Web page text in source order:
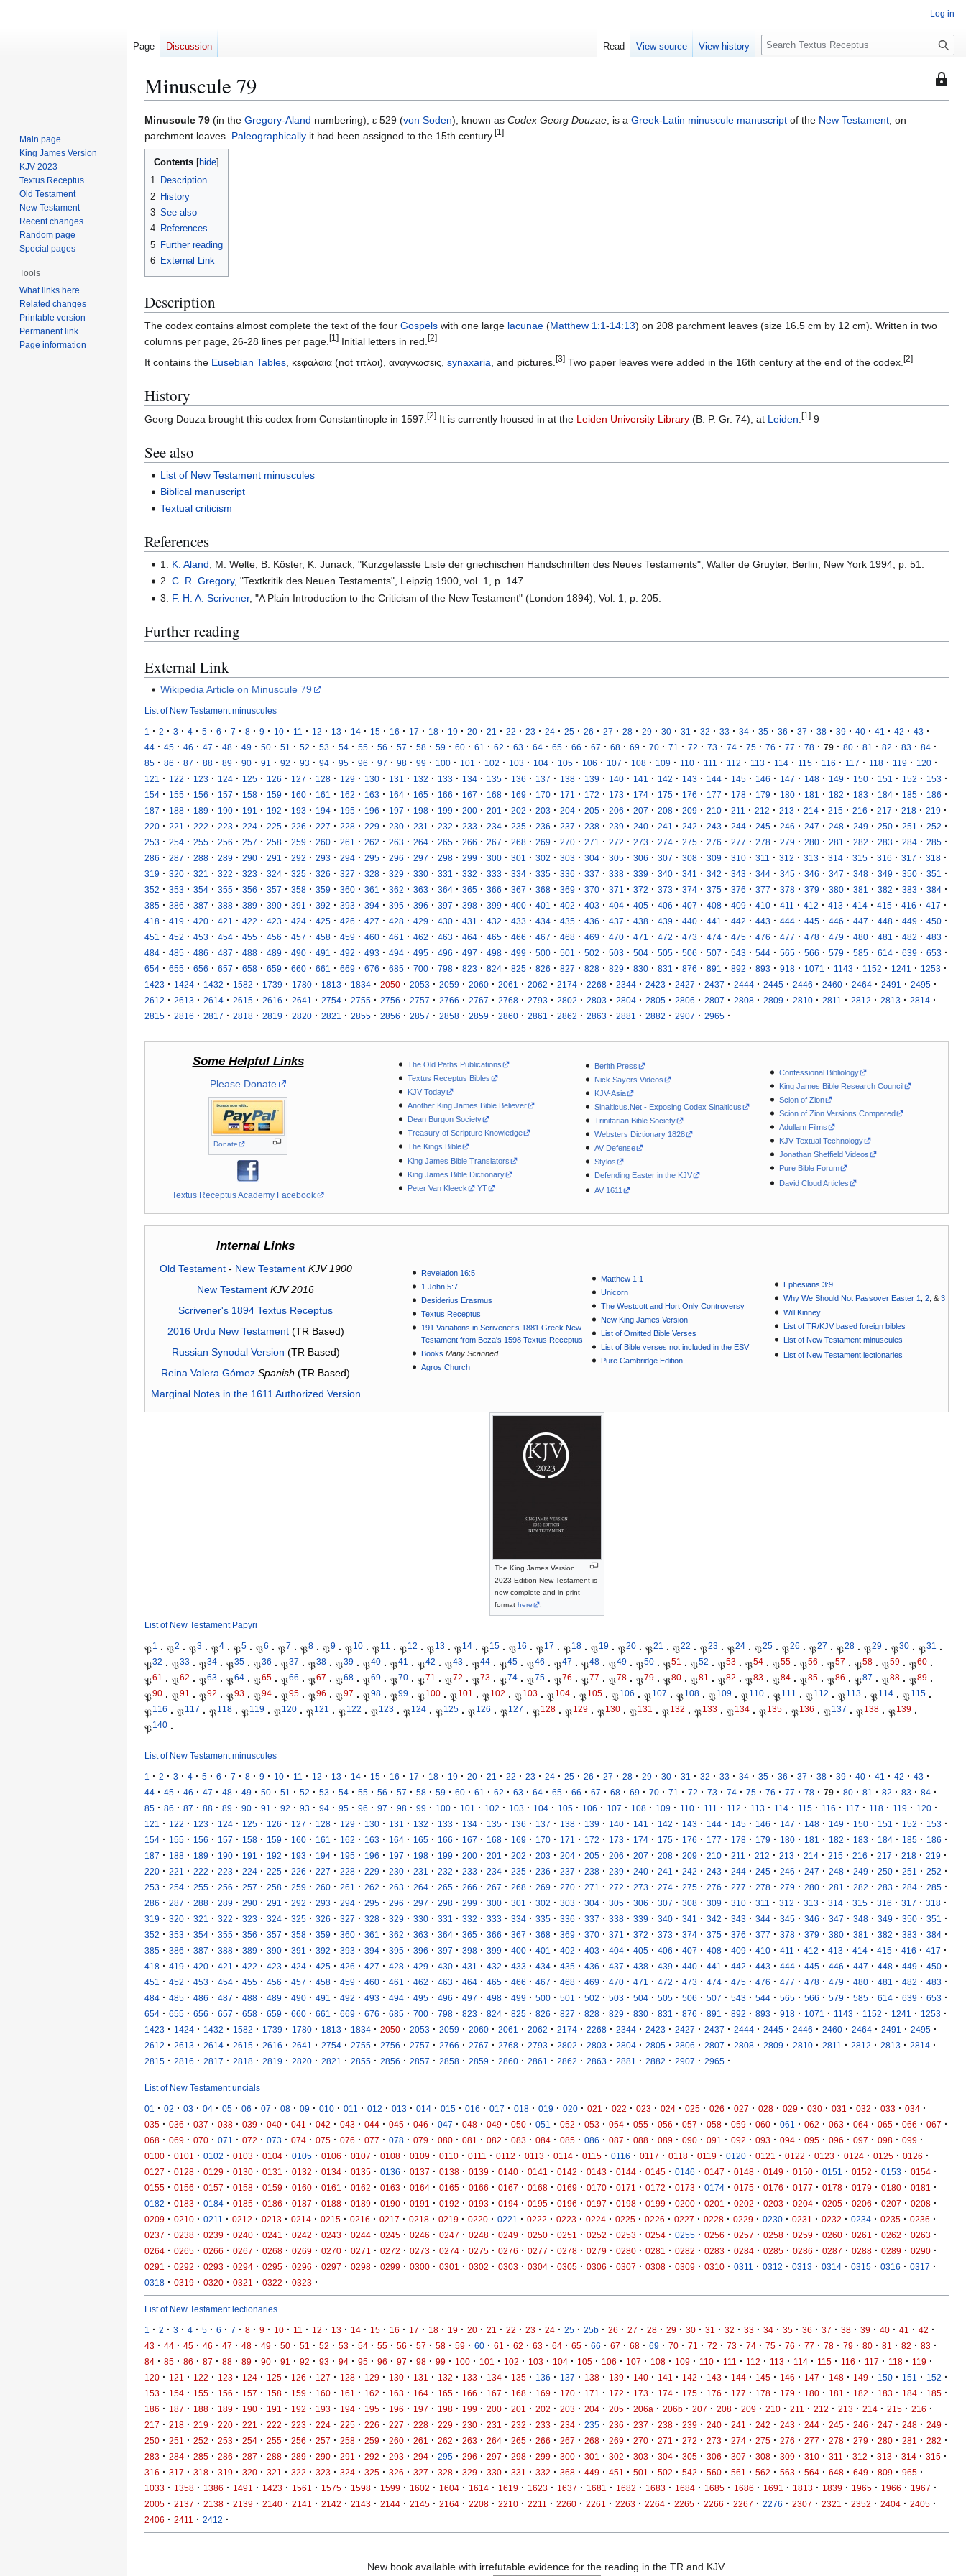
This
Minuscule 79
Jump
to
navigation
Jump
to
search
Minuscule 79 (in the Gregory-Aland numbering), ε 529 (von Soden), known as Codex Georg Douzae, is a Greek-Latin minuscule manuscript of the New Testament, on
parchment leaves. Paleographically it had been assigned to the 15th century. [1]
Contents
1 Description
2 History
3 See also
4 References
5 Further reading
6 External Link
Description
The codex contains almost complete the text of the four Gospels with one large lacunae (Matthew 1:1-14:13) on 208 parchment leaves (size 16.5 cm by 12 cm). Written in two
columns per page, 26-28 lines per page. [1] Initial letters in red. [2]
It contains the Eusebian Tables, κεφαλαια (not τιτλοι), αναγνωσεις, synaxaria, and pictures. [3] Two paper leaves were added in the 16th century at the end of the codex. [2]
History
Georg Douza brought this codex from Constantinople in 1597. [2] It is currently housed in at the Leiden University Library (B. P. Gr. 74), at Leiden. [1] 9
See also
List of New Testament minuscules
Biblical manuscript
Textual criticism
References
1. K. Aland , M. Welte, B. Köster, K. Junack, "Kurzgefasste Liste der griechischen Handschriften des Neues Testaments", Walter de Gruyter, Berlin, New York 1994, p. 51.
2.C. R. Gregory, "Textkritik des Neuen Testaments", Leipzig 1900, vol. 1, p. 147.
3. F. H. A. Scrivener, "A Plain Introduction to the Criticism of the New Testament" (London 1894), Vol. 1, p. 205.
Further reading
External Link
Wikipedia Article on Minuscule 79
List of New Testament minuscules
1 · 2 · 3 · 4 · 5 · 6 · 7 · 8 · 9 · 10 · 11 · 12 · 13 · 14 · 15 · 16 · 17 · 18 · 19 · 20 · 21 · 22 · 23 · 24 · 25 · 26 · 27 · 28 · 29 · 30 · 31 · 32 · 33 · 34 · 35 · 36 · 37 · 38 · 39 · 40 · 41 · 42 · 43 ·
44 · 45 · 46 · 47 · 48 · 49 · 50 · 51 · 52 · 53 · 54 · 55 · 56 · 57 · 58 · 59 · 60 · 61 · 62 · 63 · 64 · 65 · 66 · 67 · 68 · 69 · 70 · 71 · 72 · 73 · 74 · 75 · 76 · 77 · 78 · 79 · 80 · 81 · 82 · 83 · 84 ·
85 · 86 · 87 · 88 · 89 · 90 · 91 · 92 · 93 · 94 · 95 · 96 · 97 · 98 · 99 · 100 · 101 · 102 · 103 · 104 · 105 · 106 · 107 · 108 · 109 · 110 · 111 · 112 · 113 · 114 · 115 · 116 · 117 · 118 · 119 · 120 ·
121 · 122 · 123 · 124 · 125 · 126 · 127 · 128 · 129 · 130 · 131 · 132 · 133 · 134 · 135 · 136 · 137 · 138 · 139 · 140 · 141 · 142 · 143 · 144 · 145 · 146 · 147 · 148 · 149 · 150 · 151 · 152 · 153 ·
154 · 155 · 156 · 157 · 158 · 159 · 160 · 161 · 162 · 163 · 164 · 165 · 166 · 167 · 168 · 169 · 170 · 171 · 172 · 173 · 174 · 175 · 176 · 177 · 178 · 179 · 180 · 181 · 182 · 183 · 184 · 185 · 186 ·
187 · 188 · 189 · 190 · 191 · 192 · 193 · 194 · 195 · 196 · 197 · 198 · 199 · 200 · 201 · 202 · 203 · 204 · 205 · 206 · 207 · 208 · 209 · 210 · 211 · 212 · 213 · 214 · 215 · 216 · 217 · 218 · 219 ·
220 · 221 · 222 · 223 · 224 · 225 · 226 · 227 · 228 · 229 · 230 · 231 · 232 · 233 · 234 · 235 · 236 · 237 · 238 · 239 · 240 · 241 · 242 · 243 · 244 · 245 · 246 · 247 · 248 · 249 · 250 · 251 · 252 ·
253 · 254 · 255 · 256 · 257 · 258 · 259 · 260 · 261 · 262 · 263 · 264 · 265 · 266 · 267 · 268 · 269 · 270 · 271 · 272 · 273 · 274 · 275 · 276 · 277 · 278 · 279 · 280 · 281 · 282 · 283 · 284 · 285 ·
286 · 287 · 288 · 289 · 290 · 291 · 292 · 293 · 294 · 295 · 296 · 297 · 298 · 299 · 300 · 301 · 302 · 303 · 304 · 305 · 306 · 307 · 308 · 309 · 310 · 311 · 312 · 313 · 314 · 315 · 316 · 317 · 318 ·
319 · 320 · 321 · 322 · 323 · 324 · 325 · 326 · 327 · 328 · 329 · 330 · 331 · 332 · 333 · 334 · 335 · 336 · 337 · 338 · 339 · 340 · 341 · 342 · 343 · 344 · 345 · 346 · 347 · 348 · 349 · 350 · 351 ·
352 · 353 · 354 · 355 · 356 · 357 · 358 · 359 · 360 · 361 · 362 · 363 · 364 · 365 · 366 · 367 · 368 · 369 · 370 · 371 · 372 · 373 · 374 · 375 · 376 · 377 · 378 · 379 · 380 · 381 · 382 · 383 · 384 ·
385 · 386 · 387 · 388 · 389 · 390 · 391 · 392 · 393 · 394 · 395 · 396 · 397 · 398 · 399 · 400 · 401 · 402 · 403 · 404 · 405 · 406 · 407 · 408 · 409 · 410 · 411 · 412 · 413 · 414 · 415 · 416 · 417 ·
418 · 419 · 420 · 421 · 422 · 423 · 424 · 425 · 426 · 427 · 428 · 429 · 430 · 431 · 432 · 433 · 434 · 435 · 436 · 437 · 438 · 439 · 440 · 441 · 442 · 443 · 444 · 445 · 446 · 447 · 448 · 449 · 450 ·
451 · 452 · 453 · 454 · 455 · 456 · 457 · 458 · 459 · 460 · 461 · 462 · 463 · 464 · 465 · 466 · 467 · 468 · 469 · 470 · 471 · 472 · 473 · 474 · 475 · 476 · 477 · 478 · 479 · 480 · 481 · 482 · 483 ·
484 · 485 · 486 · 487 · 488 · 489 · 490 · 491 · 492 · 493 · 494 · 495 · 496 · 497 · 498 · 499 · 500 · 501 · 502 · 503 · 504 · 505 · 506 · 507 · 543 · 544 · 565 · 566 · 579 · 585 · 614 · 639 · 653 ·
654 · 655 · 656 · 657 · 658 · 659 · 660 · 661 · 669 · 676 · 685 · 700 · 798 · 823 · 824 · 825 · 826 · 827 · 828 · 829 · 830 · 831 · 876 · 891 · 892 · 893 · 918 · 1071 · 1143 · 1152 · 1241 · 1253 ·
1423 · 1424 · 1432 · 1582 · 1739 · 1780 · 1813 · 1834 · 2050 · 2053 · 2059 · 2060 · 2061 · 2062 · 2174 · 2268 · 2344 · 2423 · 2427 · 2437 · 2444 · 2445 · 2446 · 2460 · 2464 · 2491 · 2495 ·
2612 · 2613 · 2614 · 2615 · 2616 · 2641 · 2754 · 2755 · 2756 · 2757 · 2766 · 2767 · 2768 · 2793 · 2802 · 2803 · 2804 · 2805 · 2806 · 2807 · 2808 · 2809 · 2810 · 2811 · 2812 · 2813 · 2814 ·
2815 · 2816 · 2817 · 2818 · 2819 · 2820 · 2821 · 2855 · 2856 · 2857 · 2858 · 2859 · 2860 · 2861 · 2862 · 2863 · 2881 · 2882 · 2907 · 2965 ·
Some Helpful Links
Please Donate
Donate
Textus Receptus Academy Facebook
The Old Paths Publications
Textus Receptus Bibles
KJV Today
Another King James Bible Believer
Dean Burgon Society
Treasury of Scripture Knowledge
The Kings Bible
King James Bible Translators
King James Bible Dictionary
Peter Van Kleeck
YT
Berith Press
Nick Sayers Videos
KJV-Asia
Sinaiticus.Net - Exposing Codex Sinaiticus
Trinitarian Bible Society
Websters Dictionary 1828
AV Defense
Stylos
Defending Easter in the KJV
AV 1611
Confessional Bibliology
King James Bible Research Council
Scion of Zion
Scion of Zion Versions Compared
Adullam Films
KJV Textual Technology
Jonathan Sheffield Videos
Pure Bible Forum
David Cloud Articles
Internal Links
Old Testament- New Testament KJV 1900
New Testament KJV 2016
Scrivener's 1894 Textus Receptus
2016 Urdu New Testament(TR Based)
Russian Synodal Version (TR Based)
Reina Valera Gómez Spanish (TR Based)
Marginal Notes in the 1611 Authorized Version
Revelation 16:5
1 John 5:7
Desiderius Erasmus
Textus Receptus
191 Variations in Scrivener’s 1881 Greek New
Testament from Beza's 1598 Textus Receptus
Books Many Scanned
Agros Church
Matthew 1:1
Unicorn
The Westcott and Hort Only Controversy
New King James Version
List of Omitted Bible Verses
List of Bible verses not included in the ESV
Pure Cambridge Edition
Ephesians 3:9
Why We Should Not Passover Easter 1,2, &3
Will Kinney
List of TR/KJV based foreign bibles
List of New Testament minuscules
List of New Testament lectionaries
The King James Version
2023 Edition New Testament is
now complete and in print
format here .
List of New Testament Papyri
𝔓1 · 𝔓2 · 𝔓3 · 𝔓4 · 𝔓5 · 𝔓6 · 𝔓7 · 𝔓8 · 𝔓9 · 𝔓10 · 𝔓11 · 𝔓12 · 𝔓13 · 𝔓14 · 𝔓15 · 𝔓16 · 𝔓17 · 𝔓18 · 𝔓19 · 𝔓20 · 𝔓21 · 𝔓22 · 𝔓23 · 𝔓24 · 𝔓25 · 𝔓26 · 𝔓27 · 𝔓28 · 𝔓29 · 𝔓30 · 𝔓31 ·
𝔓32 · 𝔓33 · 𝔓34 · 𝔓35 · 𝔓36 · 𝔓37 · 𝔓38 · 𝔓39 · 𝔓40 · 𝔓41 · 𝔓42 · 𝔓43 · 𝔓44 · 𝔓45 · 𝔓46 · 𝔓47 · 𝔓48 · 𝔓49 · 𝔓50 · 𝔓51 · 𝔓52 · 𝔓53 · 𝔓54 · 𝔓55 · 𝔓56 · 𝔓57 · 𝔓58 · 𝔓59 · 𝔓60 ·
𝔓61 · 𝔓62 · 𝔓63 · 𝔓64 · 𝔓65 · 𝔓66 · 𝔓67 · 𝔓68 · 𝔓69 · 𝔓70 · 𝔓71 · 𝔓72 · 𝔓73 · 𝔓74 · 𝔓75 · 𝔓76 · 𝔓77 · 𝔓78 · 𝔓79 · 𝔓80 · 𝔓81 · 𝔓82 · 𝔓83 · 𝔓84 · 𝔓85 · 𝔓86 · 𝔓87 · 𝔓88 · 𝔓89 ·
𝔓90 · 𝔓91 · 𝔓92 · 𝔓93 · 𝔓94 · 𝔓95 · 𝔓96 · 𝔓97 · 𝔓98 · 𝔓99 · 𝔓100 · 𝔓101 · 𝔓102 · 𝔓103 · 𝔓104 · 𝔓105 · 𝔓106 · 𝔓107 · 𝔓108 · 𝔓109 · 𝔓110 · 𝔓111 · 𝔓112 · 𝔓113 · 𝔓114 · 𝔓115 ·
𝔓116 · 𝔓117 · 𝔓118 · 𝔓119 · 𝔓120 · 𝔓121 · 𝔓122 · 𝔓123 · 𝔓124 · 𝔓125 · 𝔓126 · 𝔓127 · 𝔓128 · 𝔓129 · 𝔓130 · 𝔓131 · 𝔓132 · 𝔓133 · 𝔓134 · 𝔓135 · 𝔓136 · 𝔓137 · 𝔓138 · 𝔓139 ·
𝔓140 ·
List of New Testament minuscules
1 · 2 · 3 · 4 · 5 · 6 · 7 · 8 · 9 · 10 · 11 · 12 · 13 · 14 · 15 · 16 · 17 · 18 · 19 · 20 · 21 · 22 · 23 · 24 · 25 · 26 · 27 · 28 · 29 · 30 · 31 · 32 · 33 · 34 · 35 · 36 · 37 · 38 · 39 · 40 · 41 · 42 · 43 ·
44 · 45 · 46 · 47 · 48 · 49 · 50 · 51 · 52 · 53 · 54 · 55 · 56 · 57 · 58 · 59 · 60 · 61 · 62 · 63 · 64 · 65 · 66 · 67 · 68 · 69 · 70 · 71 · 72 · 73 · 74 · 75 · 76 · 77 · 78 · 79 · 80 · 81 · 82 · 83 · 84 ·
85 · 86 · 87 · 88 · 89 · 90 · 91 · 92 · 93 · 94 · 95 · 96 · 97 · 98 · 99 · 100 · 101 · 102 · 103 · 104 · 105 · 106 · 107 · 108 · 109 · 110 · 111 · 112 · 113 · 114 · 115 · 116 · 117 · 118 · 119 · 120 ·
121 · 122 · 123 · 124 · 125 · 126 · 127 · 128 · 129 · 130 · 131 · 132 · 133 · 134 · 135 · 136 · 137 · 138 · 139 · 140 · 141 · 142 · 143 · 144 · 145 · 146 · 147 · 148 · 149 · 150 · 151 · 152 · 153 ·
154 · 155 · 156 · 157 · 158 · 159 · 160 · 161 · 162 · 163 · 164 · 165 · 166 · 167 · 168 · 169 · 170 · 171 · 172 · 173 · 174 · 175 · 176 · 177 · 178 · 179 · 180 · 181 · 182 · 183 · 184 · 185 · 186 ·
187 · 188 · 189 · 190 · 191 · 192 · 193 · 194 · 195 · 196 · 197 · 198 · 199 · 200 · 201 · 202 · 203 · 204 · 205 · 206 · 207 · 208 · 209 · 210 · 211 · 212 · 213 · 214 · 215 · 216 · 217 · 218 · 219 ·
220 · 221 · 222 · 223 · 224 · 225 · 226 · 227 · 228 · 229 · 230 · 231 · 232 · 233 · 234 · 235 · 236 · 237 · 238 · 239 · 240 · 241 · 242 · 243 · 244 · 245 · 246 · 247 · 248 · 249 · 250 · 251 · 252 ·
253 · 254 · 255 · 256 · 257 · 258 · 259 · 260 · 261 · 262 · 263 · 264 · 265 · 266 · 267 · 268 · 269 · 270 · 271 · 272 · 273 · 274 · 275 · 276 · 277 · 278 · 279 · 280 · 281 · 282 · 283 · 284 · 285 ·
286 · 287 · 288 · 289 · 290 · 291 · 292 · 293 · 294 · 295 · 296 · 297 · 298 · 299 · 300 · 301 · 302 · 303 · 304 · 305 · 306 · 307 · 308 · 309 · 310 · 311 · 312 · 313 · 314 · 315 · 316 · 317 · 318 ·
319 · 320 · 321 · 322 · 323 · 324 · 325 · 326 · 327 · 328 · 329 · 330 · 331 · 332 · 333 · 334 · 335 · 336 · 337 · 338 · 339 · 340 · 341 · 342 · 343 · 344 · 345 · 346 · 347 · 348 · 349 · 350 · 351 ·
352 · 353 · 354 · 355 · 356 · 357 · 358 · 359 · 360 · 361 · 362 · 363 · 364 · 365 · 366 · 367 · 368 · 369 · 370 · 371 · 372 · 373 · 374 · 375 · 376 · 377 · 378 · 379 · 380 · 381 · 382 · 383 · 384 ·
385 · 386 · 387 · 388 · 389 · 390 · 391 · 392 · 393 · 394 · 395 · 396 · 397 · 398 · 399 · 400 · 401 · 402 · 403 · 404 · 405 · 406 · 407 · 408 · 409 · 410 · 411 · 412 · 413 · 414 · 415 · 416 · 417 ·
418 · 419 · 420 · 421 · 422 · 423 · 424 · 425 · 426 · 427 · 428 · 429 · 430 · 431 · 432 · 433 · 434 · 435 · 436 · 437 · 438 · 439 · 440 · 441 · 442 · 443 · 444 · 445 · 446 · 447 · 448 · 449 · 450 ·
451 · 452 · 453 · 454 · 455 · 456 · 457 · 458 · 459 · 460 · 461 · 462 · 463 · 464 · 465 · 466 · 467 · 468 · 469 · 470 · 471 · 472 · 473 · 474 · 475 · 476 · 477 · 478 · 479 · 480 · 481 · 482 · 483 ·
484 · 485 · 486 · 487 · 488 · 489 · 490 · 491 · 492 · 493 · 494 · 495 · 496 · 497 · 498 · 499 · 500 · 501 · 502 · 503 · 504 · 505 · 506 · 507 · 543 · 544 · 565 · 566 · 579 · 585 · 614 · 639 · 653 ·
654 · 655 · 656 · 657 · 658 · 659 · 660 · 661 · 669 · 676 · 685 · 700 · 798 · 823 · 824 · 825 · 826 · 827 · 828 · 829 · 830 · 831 · 876 · 891 · 892 · 893 · 918 · 1071 · 1143 · 1152 · 1241 · 1253 ·
1423 · 1424 · 1432 · 1582 · 1739 · 1780 · 1813 · 1834 · 2050 · 2053 · 2059 · 2060 · 2061 · 2062 · 2174 · 2268 · 2344 · 2423 · 2427 · 2437 · 2444 · 2445 · 2446 · 2460 · 2464 · 2491 · 2495 ·
2612 · 2613 · 2614 · 2615 · 2616 · 2641 · 2754 · 2755 · 2756 · 2757 · 2766 · 2767 · 2768 · 2793 · 2802 · 2803 · 2804 · 2805 · 2806 · 2807 · 2808 · 2809 · 2810 · 2811 · 2812 · 2813 · 2814 ·
2815 · 2816 · 2817 · 2818 · 2819 · 2820 · 2821 · 2855 · 2856 · 2857 · 2858 · 2859 · 2860 · 2861 · 2862 · 2863 · 2881 · 2882 · 2907 · 2965 ·
List of New Testament uncials
01 · 02 · 03 · 04 · 05 · 06 · 07 · 08 · 09 · 010 · 011 · 012 · 013 · 014 · 015 · 016 · 017 · 018 · 019 · 020 · 021 · 022 · 023 · 024 · 025 · 026 · 027 · 028 · 029 · 030 · 031 · 032 · 033 · 034 ·
035 · 036 · 037 · 038 · 039 · 040 · 041 · 042 · 043 · 044 · 045 · 046 · 047 · 048 · 049 · 050 · 051 · 052 · 053 · 054 · 055 · 056 · 057 · 058 · 059 · 060 · 061 · 062 · 063 · 064 · 065 · 066 · 067 ·
068 · 069 · 070 · 071 · 072 · 073 · 074 · 075 · 076 · 077 · 078 · 079 · 080 · 081 · 082 · 083 · 084 · 085 · 086 · 087 · 088 · 089 · 090 · 091 · 092 · 093 · 094 · 095 · 096 · 097 · 098 · 099 ·
0100 · 0101 · 0102 · 0103 · 0104 · 0105 · 0106 · 0107 · 0108 · 0109 · 0110 · 0111 · 0112 · 0113 · 0114 · 0115 · 0116 · 0117 · 0118 · 0119 · 0120 · 0121 · 0122 · 0123 · 0124 · 0125 · 0126 ·
0127 · 0128 · 0129 · 0130 · 0131 · 0132 · 0134 · 0135 · 0136 · 0137 · 0138 · 0139 · 0140 · 0141 · 0142 · 0143 · 0144 · 0145 · 0146 · 0147 · 0148 · 0149 · 0150 · 0151 · 0152 · 0153 · 0154 ·
0155 · 0156 · 0157 · 0158 · 0159 · 0160 · 0161 · 0162 · 0163 · 0164 · 0165 · 0166 · 0167 · 0168 · 0169 · 0170 · 0171 · 0172 · 0173 · 0174 · 0175 · 0176 · 0177 · 0178 · 0179 · 0180 · 0181 ·
0182 · 0183 · 0184 · 0185 · 0186 · 0187 · 0188 · 0189 · 0190 · 0191 · 0192 · 0193 · 0194 · 0195 · 0196 · 0197 · 0198 · 0199 · 0200 · 0201 · 0202 · 0203 · 0204 · 0205 · 0206 · 0207 · 0208 ·
0209 · 0210 · 0211 · 0212 · 0213 · 0214 · 0215 · 0216 · 0217 · 0218 · 0219 · 0220 · 0221 · 0222 · 0223 · 0224 · 0225 · 0226 · 0227 · 0228 · 0229 · 0230 · 0231 · 0232 · 0234 · 0235 · 0236 ·
0237 · 0238 · 0239 · 0240 · 0241 · 0242 · 0243 · 0244 · 0245 · 0246 · 0247 · 0248 · 0249 · 0250 · 0251 · 0252 · 0253 · 0254 · 0255 · 0256 · 0257 · 0258 · 0259 · 0260 · 0261 · 0262 · 0263 ·
0264 · 0265 · 0266 · 0267 · 0268 · 0269 · 0270 · 0271 · 0272 · 0273 · 0274 · 0275 · 0276 · 0277 · 0278 · 0279 · 0280 · 0281 · 0282 · 0283 · 0284 · 0285 · 0286 · 0287 · 0288 · 0289 · 0290 ·
0291 · 0292 · 0293 · 0294 · 0295 · 0296 · 0297 · 0298 · 0299 · 0300 · 0301 · 0302 · 0303 · 0304 · 0305 · 0306 · 0307 · 0308 · 0309 · 0310 · 0311 · 0312 · 0313 · 0314 · 0315 · 0316 · 0317 ·
0318 · 0319 · 0320 · 0321 · 0322 · 0323 ·
List of New Testament lectionaries
1 · 2 · 3 · 4 · 5 · 6 · 7 · 8 · 9 · 10 · 11 · 12 · 13 · 14 · 15 · 16 · 17 · 18 · 19 · 20 · 21 · 22 · 23 · 24 · 25 · 25b · 26 · 27 · 28 · 29 · 30 · 31 · 32 · 33 · 34 · 35 · 36 · 37 · 38 · 39 · 40 · 41 · 42 ·
43 · 44 · 45 · 46 · 47 · 48 · 49 · 50 · 51 · 52 · 53 · 54 · 55 · 56 · 57 · 58 · 59 · 60 · 61 · 62 · 63 · 64 · 65 · 66 · 67 · 68 · 69 · 70 · 71 · 72 · 73 · 74 · 75 · 76 · 77 · 78 · 79 · 80 · 81 · 82 · 83 ·
84 · 85 · 86 · 87 · 88 · 89 · 90 · 91 · 92 · 93 · 94 · 95 · 96 · 97 · 98 · 99 · 100 · 101 · 102 · 103 · 104 · 105 · 106 · 107 · 108 · 109 · 110 · 111 · 112 · 113 · 114 · 115 · 116 · 117 · 118 · 119 ·
120 · 121 · 122 · 123 · 124 · 125 · 126 · 127 · 128 · 129 · 130 · 131 · 132 · 133 · 134 · 135 · 136 · 137 · 138 · 139 · 140 · 141 · 142 · 143 · 144 · 145 · 146 · 147 · 148 · 149 · 150 · 151 · 152 ·
153 · 154 · 155 · 156 · 157 · 158 · 159 · 160 · 161 · 162 · 163 · 164 · 165 · 166 · 167 · 168 · 169 · 170 · 171 · 172 · 173 · 174 · 175 · 176 · 177 · 178 · 179 · 180 · 181 · 182 · 183 · 184 · 185 ·
186 · 187 · 188 · 189 · 190 · 191 · 192 · 193 · 194 · 195 · 196 · 197 · 198 · 199 · 200 · 201 · 202 · 203 · 204 · 205 · 206a · 206b · 207 · 208 · 209 · 210 · 211 · 212 · 213 · 214 · 215 · 216 ·
217 · 218 · 219 · 220 · 221 · 222 · 223 · 224 · 225 · 226 · 227 · 228 · 229 · 230 · 231 · 232 · 233 · 234 · 235 · 236 · 237 · 238 · 239 · 240 · 241 · 242 · 243 · 244 · 245 · 246 · 247 · 248 · 249 ·
250 · 251 · 252 · 253 · 254 · 255 · 256 · 257 · 258 · 259 · 260 · 261 · 262 · 263 · 264 · 265 · 266 · 267 · 268 · 269 · 270 · 271 · 272 · 273 · 274 · 275 · 276 · 277 · 278 · 279 · 280 · 281 · 282 ·
283 · 284 · 285 · 286 · 287 · 288 · 289 · 290 · 291 · 292 · 293 · 294 · 295 · 296 · 297 · 298 · 299 · 300 · 301 · 302 · 303 · 304 · 305 · 306 · 307 · 308 · 309 · 310 · 311 · 312 · 313 · 314 · 315 ·
316 · 317 · 318 · 319 · 320 · 321 · 322 · 323 · 324 · 325 · 326 · 327 · 328 · 329 · 330 · 331 · 332 · 368 · 449 · 451 · 501 · 502 · 542 · 560 · 561 · 562 · 563 · 564 · 648 · 649 · 809 · 965 ·
1033 · 1358 · 1386 · 1491 · 1423 · 1561 · 1575 · 1598 · 1599 · 1602 · 1604 · 1614 · 1619 · 1623 · 1637 · 1681 · 1682 · 1683 · 1684 · 1685 · 1686 · 1691 · 1813 · 1839 · 1965 · 1966 · 1967 ·
2005 · 2137 · 2138 · 2139 · 2140 · 2141 · 2142 · 2143 · 2144 · 2145 · 2164 · 2208 · 2210 · 2211 · 2260 · 2261 · 2263 · 2264 · 2265 · 2266 · 2267 · 2276 · 2307 · 2321 · 2352 · 2404 · 2405 ·
2406 · 2411 · 2412 ·
New book available with irrefutable evidence for the reading in the TR and KJV.
Log in
Page Discussion Read View source View history
S
e
c
h
Main page
King James Version
KJV 2023
Textus Receptus
Old Testament
New Testament
Recent changes
Random page
Special pages
Tools
What links here
Related changes
Printable version
Permanent link
Page information